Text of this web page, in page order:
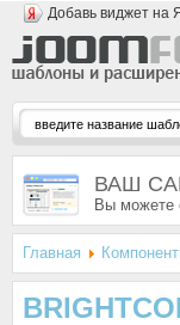
Добавь виджет на
ВАШ
Вы можете
Главная